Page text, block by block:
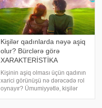
Kişilər qadınlarda nəyə aşiq
olur? Bürclərə görə
XARAKTERİSTİKA
Kişinin aşiq olması üçün qadının
xarici görünüşü nə dərəcədə rol
oynayır? Ümumiyyətlə, kişilər